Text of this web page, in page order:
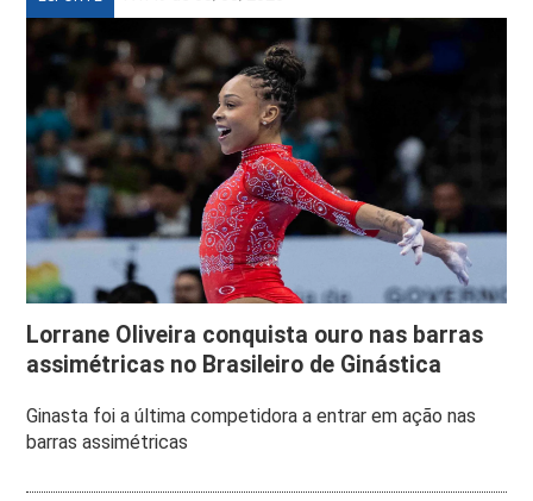
Lorrane Oliveira conquista ouro nas barras
assimétricas no Brasileiro de Ginástica
Ginasta foi a última competidora a entrar em ação nas
barras assimétricas